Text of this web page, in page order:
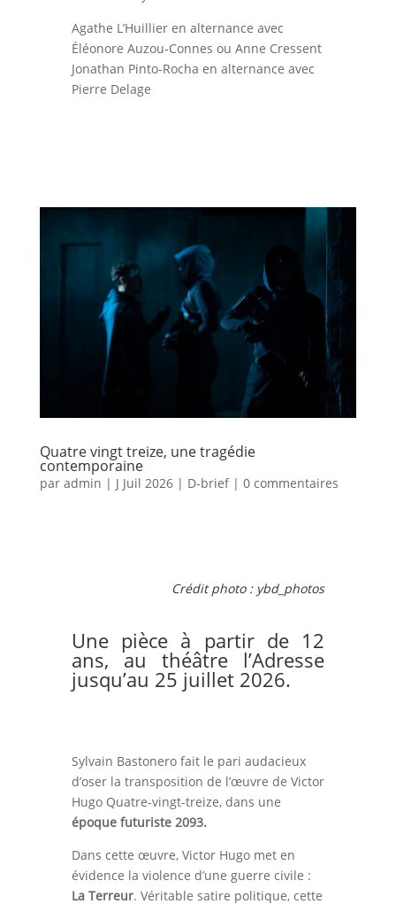
Agathe L’Huillier en alternance avec
Éléonore Auzou-Connes ou Anne Cressent
Jonathan Pinto-Rocha en alternance avec
Pierre Delage
Quatre vingt treize, une tragédie
contemporaine
par admin | J Juil 2026| D-brief| 0 commentaires
Crédit photo : ybd_photos
Une pièce à partir de 12
ans, au théâtre l’Adresse
jusqu’au 25 juillet 2026.
Sylvain Bastonero fait le pari audacieux
d’oser la transposition de l’œuvre de Victor
Hugo Quatre-vingt-treize, dans une
époque futuriste 2093.
Dans cette œuvre, Victor Hugo met en
évidence la violence d’une guerre civile :
La Terreur. Véritable satire politique, cette